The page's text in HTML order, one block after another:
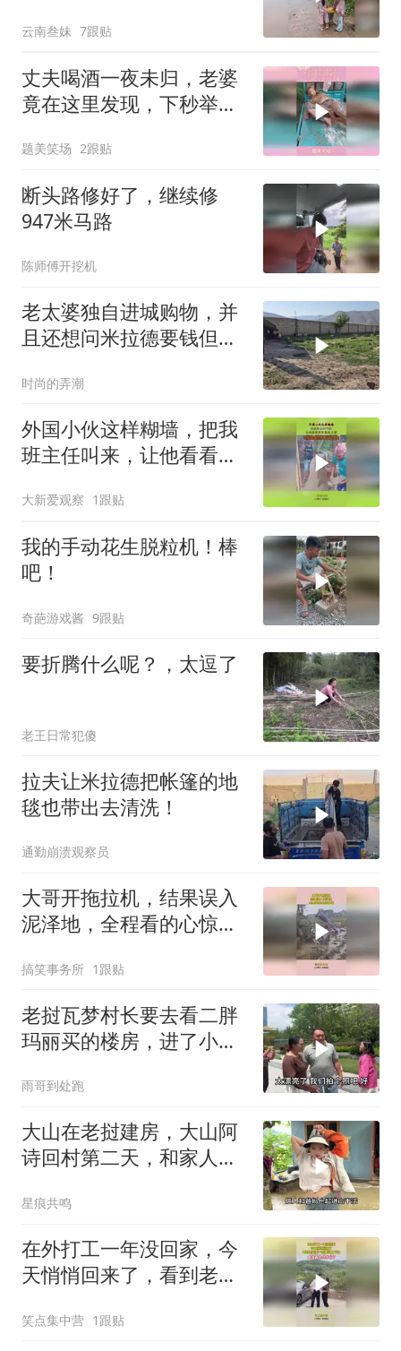
云南叁妹 7跟贴
丈夫喝酒一夜未归，老婆
竟在这里发现，下秒举动
题美笑场 2跟贴
断头路修好了，继续修
947米马路
陈师傅开挖机
老太婆独自进城购物，并
且还想问米拉德要钱但被
时尚的弄潮
外国小伙这样糊墙，把我
班主任叫来，让他看看烂
大新爱观察 1跟贴
我的手动花生脱粒机！棒
吧！
奇葩游戏酱 9跟贴
要折腾什么呢？，太逗了
老王日常犯傻
拉夫让米拉德把帐篷的地
毯也带出去清洗！
通勤崩溃观察员
大哥开拖拉机，结果误入
泥泽地，全程看的心惊胆
搞笑事务所 1跟贴
老挝瓦梦村长要去看二胖
玛丽买的楼房，进了小区
雨哥到处跑
大山在老挝建房，大山阿
诗回村第二天，和家人一
星痕共鸣
在外打工一年没回家，今
天悄悄回来了，看到老婆
笑点集中营 1跟贴